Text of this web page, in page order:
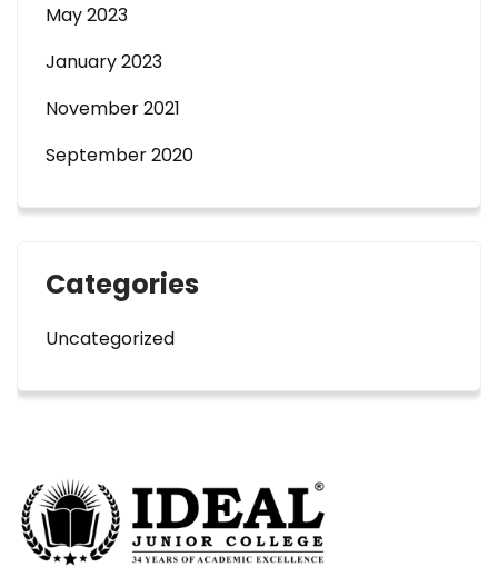
May 2023
January 2023
November 2021
September 2020
Categories
Uncategorized